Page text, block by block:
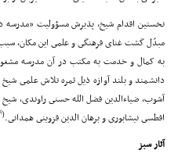
نخستین اقدام شیخ، پذیرش مسؤولیت «مدرسه
مبدّل گشت غناى فرهنگى و علمى این مکان،
به کمال و خدمت به مکتب در آن مدرسه
دانشمند و بلند آوازه ذیل ثمره تلاش علمى
آشوب، ضیاءالدین فضل الله حسنى راوندى،
افطسى نیشابورى و برهان الدین قزوینى همدانى.(
[18]
آثار سبز